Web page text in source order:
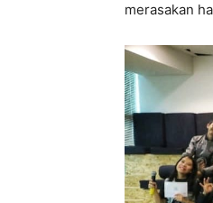
merasakan